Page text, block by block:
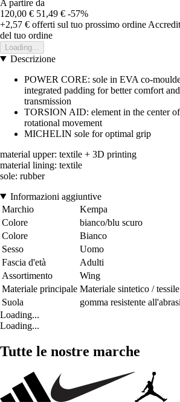
A partire da
120,00 € 51,49 € -57%
+2,57 € offerti sul tuo prossimo ordine
del tuo ordine
Loading...
Descrizione
POWER CORE: sole in EVA co-
integrated padding for better comfort
transmission
TORSION AID: element in the center
rotational movement
MICHELIN sole for optimal grip
material upper: textile + 3D printing
material lining: textile
sole: rubber
Informazioni aggiuntive
Marchio
Kempa
Colore
bianco/blu scuro
Colore
Bianco
Sesso
Uomo
Fascia d'età
Adulti
Assortimento
Wing
Materiale principale Materiale sintetico / tessile
Suola
gomma resistente
Loading...
Loading...
Tutte le nostre marche